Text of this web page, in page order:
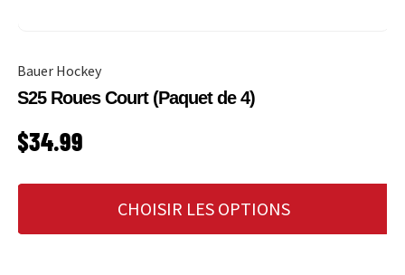
Bauer Hockey
S25 Roues Court (Paquet de 4)
PRIX HABITUEL
$34.99
CHOISIR LES OPTIONS